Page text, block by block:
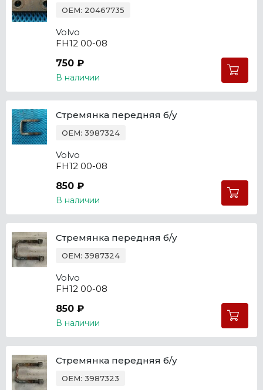
OEM: 20467735
Volvo
FH12 00-08
750 ₽
В наличии
Стремянка передняя б/у
OEM: 3987324
Volvo
FH12 00-08
850 ₽
В наличии
Стремянка передняя б/у
OEM: 3987324
Volvo
FH12 00-08
850 ₽
В наличии
Стремянка передняя б/у
OEM: 3987323